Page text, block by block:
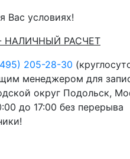
Вас условиях!
НАЛИЧНЫЙ РАСЧЕТ
205-28-30
менеджером для
округ Подольск,
до 17:00 без перерыва